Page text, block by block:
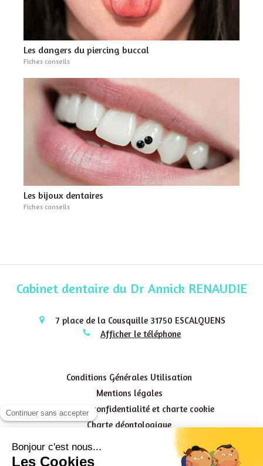
Les dangers du piercing buccal
Fiches conseils
Les bijoux dentaires
Fiches conseils
Cabinet dentaire du Dr Annick RENAUDIE
7 place de la Cousquille 31750 ESCALQUENS
Afficher le téléphone
Conditions Générales Utilisation
Mentions légales
Politique de confidentialité et charte cookie
Charte déontologique
Annuaires chirurgiens dentistes